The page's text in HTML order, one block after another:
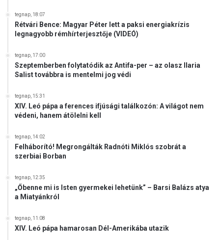
k
tegnap, 18:07
Rétvári Bence: Magyar Péter lett a paksi energiakrízis
legnagyobb rémhírterjesztője (VIDEÓ)
tegnap, 17:00
Szeptemberben folytatódik az Antifa-per – az olasz Ilaria
Salist továbbra is mentelmi jog védi
tegnap, 15:31
XIV. Leó pápa a ferences ifjúsági találkozón: A világot nem
védeni, hanem átölelni kell
tegnap, 14:02
Felháborító! Megrongálták Radnóti Miklós szobrát a
szerbiai Borban
tegnap, 12:35
„Őbenne mi is Isten gyermekei lehetünk” – Barsi Balázs atya
a Miatyánkról
tegnap, 11:08
XIV. Leó pápa hamarosan Dél-Amerikába utazik